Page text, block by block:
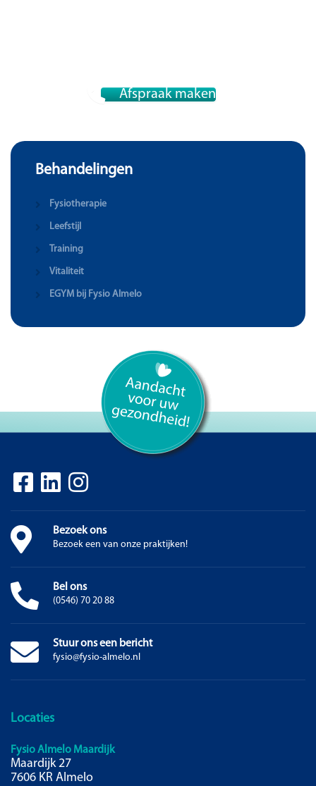
Afspraak maken
Behandelingen
Fysiotherapie
Leefstijl
Training
Vitaliteit
EGYM bij Fysio Almelo
Bezoek ons
Bezoek een van onze praktijken!
Bel ons
(0546) 70 20 88
Stuur ons een bericht
fysio@fysio-almelo.nl
Locaties
Fysio Almelo Maardijk
Maardijk 27
7606 KR Almelo